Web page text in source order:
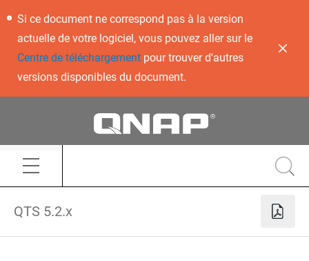
Si ce document ne correspond pas à la version
actuelle de votre logiciel, vous pouvez aller sur le
Centre de téléchargementpour trouver d'autres
versions disponibles du document.
QTS 5.2.x